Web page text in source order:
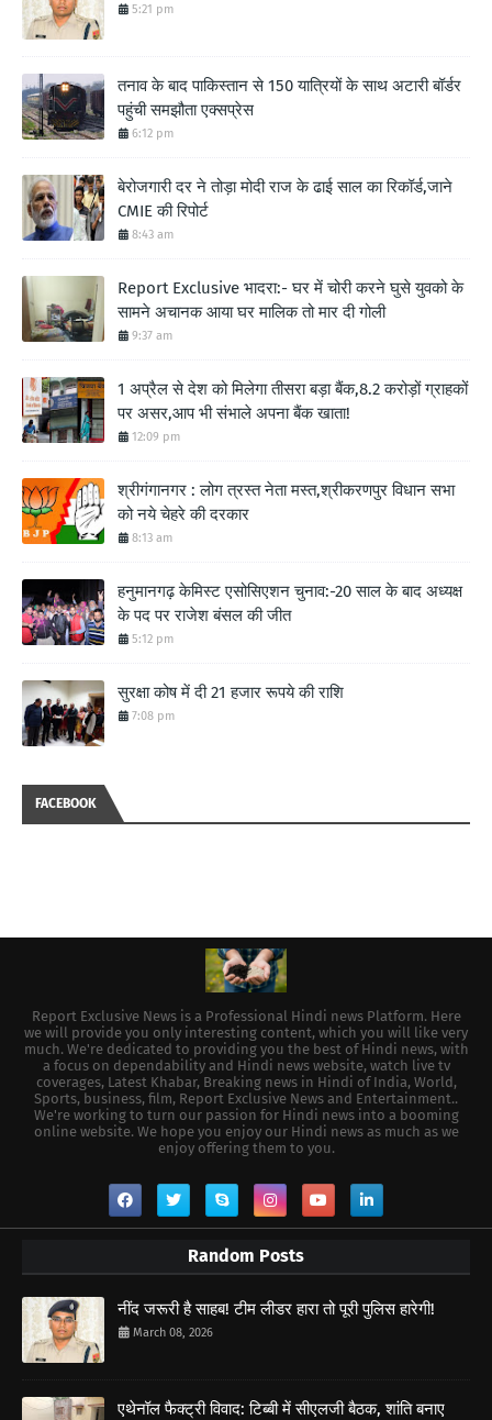
5:21 pm
तनाव के बाद पाकिस्तान से 150 यात्रियों के साथ अटारी बॉर्डर
पहुंची समझौता एक्सप्रेस
6:12 pm
बेरोजगारी दर ने तोड़ा मोदी राज के ढाई साल का रिकॉर्ड,जाने
CMIE की रिपोर्ट
8:43 am
Report Exclusive भादरा:- घर में चोरी करने घुसे युवको के
सामने अचानक आया घर मालिक तो मार दी गोली
9:37 am
1 अप्रैल से देश को मिलेगा तीसरा बड़ा बैंक,8.2 करोड़ों ग्राहकों
पर असर,आप भी संभाले अपना बैंक खाता!
12:09 pm
श्रीगंगानगर : लोग त्रस्त नेता मस्त,श्रीकरणपुर विधान सभा
को नये चेहरे की दरकार
8:13 am
हनुमानगढ़ केमिस्ट एसोसिएशन चुनाव:-20 साल के बाद अध्यक्ष
के पद पर राजेश बंसल की जीत
5:12 pm
सुरक्षा कोष में दी 21 हजार रूपये की राशि
7:08 pm
FACEBOOK
Report Exclusive News is a Professional Hindi news Platform. Here
we will provide you only interesting content, which you will like very
much. We're dedicated to providing you the best of Hindi news, with
a focus on dependability and Hindi news website, watch live tv
coverages, Latest Khabar, Breaking news in Hindi of India, World,
Sports, business, film, Report Exclusive News and Entertainment..
We're working to turn our passion for Hindi news into a booming
online website. We hope you enjoy our Hindi news as much as we
enjoy offering them to you.
Random Posts
नींद जरूरी है साहब! टीम लीडर हारा तो पूरी पुलिस हारेगी!
March 08, 2026
एथेनॉल फैक्ट्री विवाद: टिब्बी में सीएलजी बैठक, शांति बनाए